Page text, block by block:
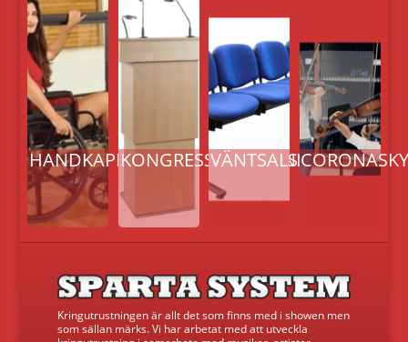
HANDKAPPLIFTARKONGRESSUTRUSTNING
VÄNTSALSSTOLAR
Kringutrustningen är allt det som finns med i showen men
som sällan märks. Vi har arbetat med att utveckla